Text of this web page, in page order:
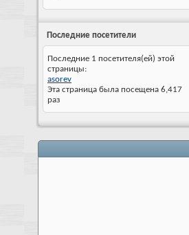
Последние посетители
Последние 1 посетителя(ей) этой
страницы:
asorev
Эта страница была посещена 6,417
раз